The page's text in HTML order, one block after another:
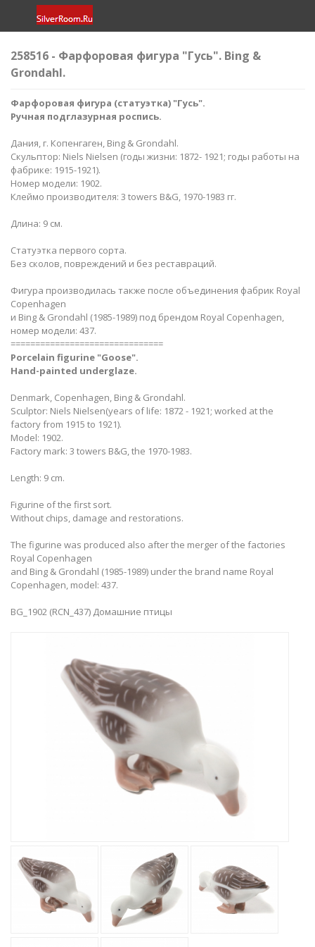
258516 - Фарфоровая фигура "Гусь". Bing &
Grondahl.
Фарфоровая фигура (статуэтка) "Гусь".
Ручная подглазурная роспись.
Дания, г. Копенгаген, Bing & Grondahl.
Скульптор: Niels Nielsen (годы жизни: 1872- 1921; годы работы на
фабрике: 1915-1921).
Номер модели: 1902.
Клеймо производителя: 3 towers B&G, 1970-1983 гг.
Длина: 9 см.
Статуэтка первого сорта.
Без сколов, повреждений и без реставраций.
Фигура производилась также после объединения фабрик Royal
Copenhagen
и Bing & Grondahl (1985-1989) под брендом Royal Copenhagen,
номер модели: 437.
===============================
Porcelain figurine "Goose".
Hand-painted underglaze.
Denmark, Copenhagen, Bing & Grondahl.
Sculptor: Niels Nielsen(years of life: 1872 - 1921; worked at the
factory from 1915 to 1921).
Model: 1902.
Factory mark: 3 towers B&G, the 1970-1983.
Length: 9 cm.
Figurine of the first sort.
Without chips, damage and restorations.
The figurine was produced also after the merger of the factories
Royal Copenhagen
and Bing & Grondahl (1985-1989) under the brand name Royal
Copenhagen, model: 437.
BG_1902 (RCN_437) Домашние птицы